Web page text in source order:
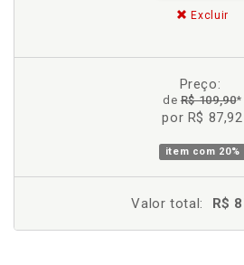
Excluir
Preço:
deR$ 109,90*
por R$ 87,92
item com 20%
Valor total: R$